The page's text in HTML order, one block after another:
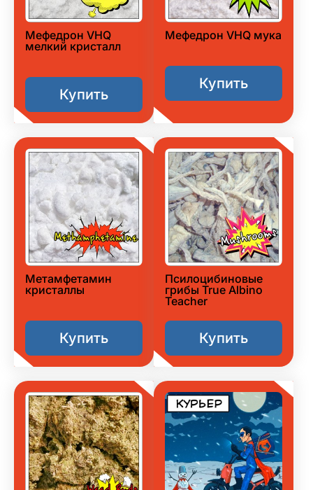
Мефедрон VHQ
мелкий кристалл
Купить
Мефедрон VHQ мука
Купить
Метамфетамин
кристаллы
Купить
Псилоцибиновые
грибы True Albino
Teacher
Купить